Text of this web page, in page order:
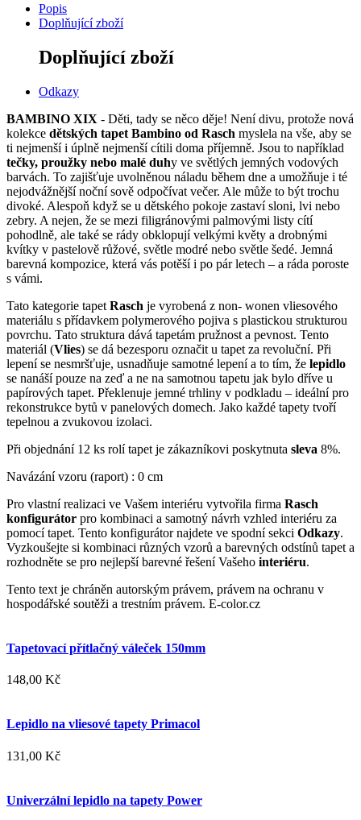
Popis
Doplňující zboží
Doplňující zboží
Odkazy
BAMBINO XIX - Děti, tady se něco děje! Není divu, protože nová
kolekce dětských tapet Bambino od Rasch myslela na vše, aby se
ti nejmenší i úplně nejmenší cítili doma příjemně. Jsou to například
tečky, proužky nebo malé duhy ve světlých jemných vodových
barvách. To zajišťuje uvolněnou náladu během dne a umožňuje i té
nejodvážnější noční sově odpočívat večer. Ale může to být trochu
divoké. Alespoň když se u dětského pokoje zastaví sloni, lvi nebo
zebry. A nejen, že se mezi filigránovými palmovými listy cítí
pohodlně, ale také se rády obklopují velkými květy a drobnými
kvítky v pastelově růžové, světle modré nebo světle šedé. Jemná
barevná kompozice, která vás potěší i po pár letech – a ráda poroste
s vámi.
Tato kategorie tapet Rasch je vyrobená z non- wonen vliesového
materiálu s přídavkem polymerového pojiva s plastickou strukturou
povrchu. Tato struktura dává tapetám pružnost a pevnost. Tento
materiál (Vlies) se dá bezesporu označit u tapet za revoluční. Při
lepení se nesmršťuje, usnadňuje samotné lepení a to tím, že lepidlo
se nanáší pouze na zeď a ne na samotnou tapetu jak bylo dříve u
papírových tapet. Překlenuje jemné trhliny v podkladu – ideální pro
rekonstrukce bytů v panelových domech. Jako každé tapety tvoří
tepelnou a zvukovou izolaci.
Při objednání 12 ks rolí tapet je zákazníkovi poskytnuta sleva 8%.
Navázání vzoru (raport) : 0 cm
Pro vlastní realizaci ve Vašem interiéru vytvořila firma Rasch
konfigurátor pro kombinaci a samotný návrh vzhled interiéru za
pomocí tapet. Tento konfigurátor najdete ve spodní sekci Odkazy.
Vyzkoušejte si kombinaci různých vzorů a barevných odstínů tapet a
rozhodněte se pro nejlepší barevné řešení Vašeho interiéru.
Tento text je chráněn autorským právem, právem na ochranu v
hospodářské soutěži a trestním právem. E-color.cz
Tapetovací přítlačný váleček 150mm
148,00 Kč
Lepidlo na vliesové tapety Primacol
131,00 Kč
Univerzální lepidlo na tapety Power